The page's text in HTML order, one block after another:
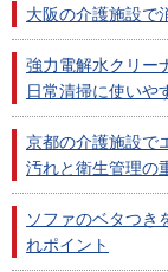
大阪の介護施設で
強力電解水クリー
日常清掃に使いや
京都の介護施設で
汚れと衛生管理の
ソファのベタつき
れポイント